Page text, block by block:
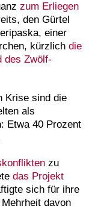
zum Erliegen
den Gürtel
einer
kürzlichdie
des Zwölf-
Krise sind die
als
Etwa 40 Prozent
zu
das Projekt
sich für ihre
davon